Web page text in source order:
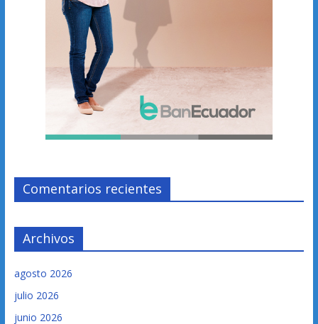
Comentarios recientes
Archivos
agosto 2026
julio 2026
junio 2026